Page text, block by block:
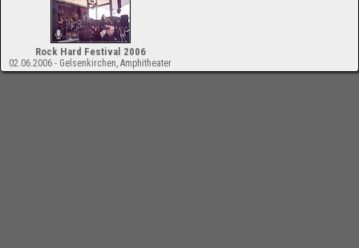
Rock Hard Festival 2006
02.06.2006 - Gelsenkirchen, Amphitheater